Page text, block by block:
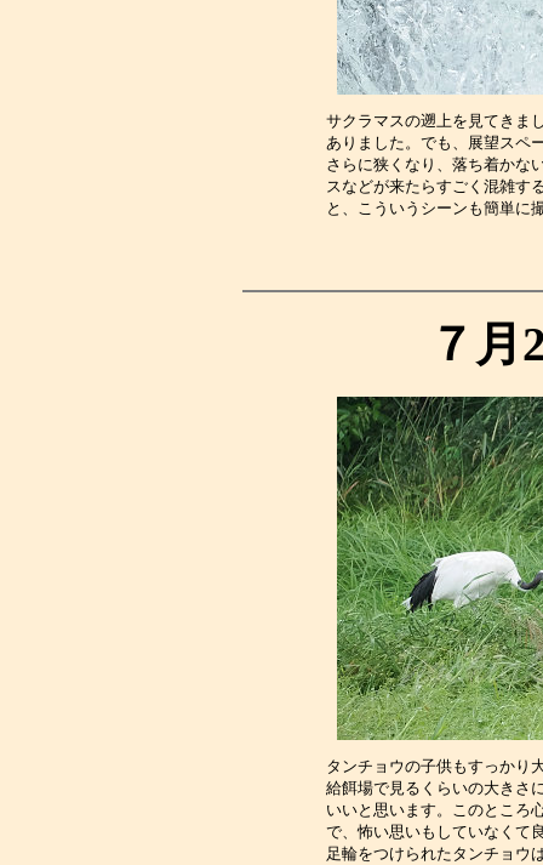
サクラマスの遡上を見てきま
ありました。でも、展望スペ
さらに狭くなり、落ち着かな
スなどが来たらすごく混雑す
と、こういうシー
７月
タンチョウの子供もすっかり
給餌場で見るくらいの大きさ
いいと思います。このところ
で、怖い思いもしていなくて
足輪をつけられたタンチョウ